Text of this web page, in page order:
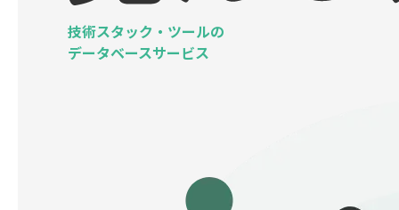
技術スタック・ツールの
データベースサービス